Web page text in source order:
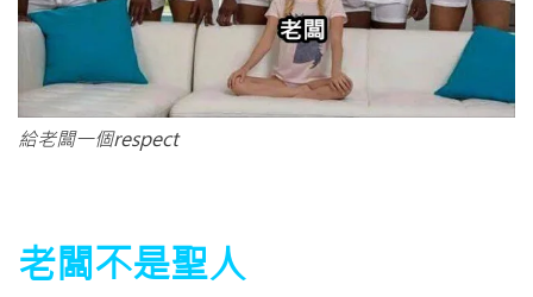
給老闆一個respect
老闆不是聖人